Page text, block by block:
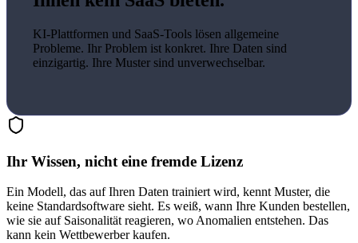
KI-Plattformen und SaaS-Tools lösen allgemeine
Probleme. Ihr Problem ist konkret. Ihre Daten sind
einzigartig. Ihre Muster sind unverwechselbar.
Ihr Wissen, nicht eine fremde Lizenz
Ein Modell, das auf Ihren Daten trainiert wird, kennt Muster, die
keine Standardsoftware sieht. Es weiß, wann Ihre Kunden bestellen,
wie sie auf Saisonalität reagieren, wo Anomalien entstehen. Das
kann kein Wettbewerber kaufen.